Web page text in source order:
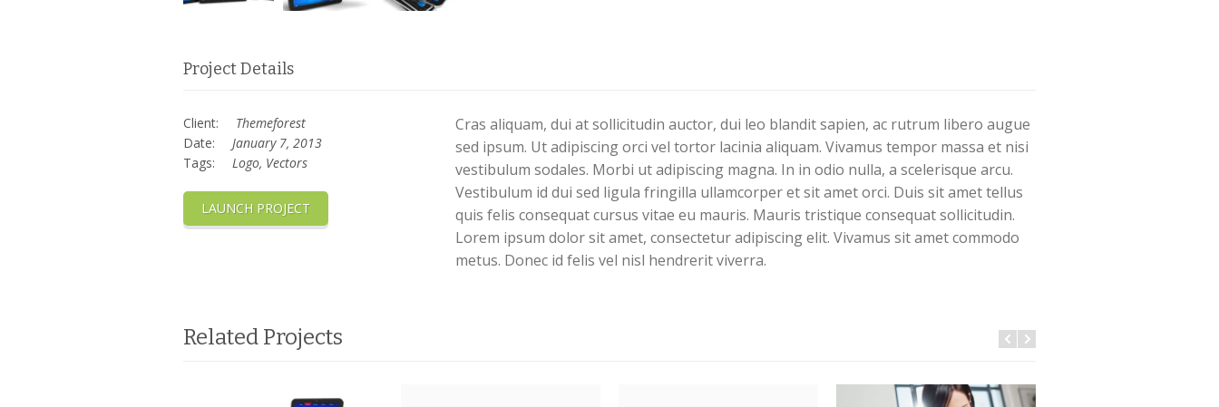
Project Details
Client:
Themeforest
Date:
January 7, 2013
Tags:
Logo, Vectors
LAUNCH PROJECT
Cras aliquam, dui at sollicitudin auctor, dui leo blandit sapien, ac rutrum libero augue
sed ipsum. Ut adipiscing orci vel tortor lacinia aliquam. Vivamus tempor massa et nisi
vestibulum sodales. Morbi ut adipiscing magna. In in odio nulla, a scelerisque arcu.
Vestibulum id dui sed ligula fringilla ullamcorper et sit amet orci. Duis sit amet tellus
quis felis consequat cursus vitae eu mauris. Mauris tristique consequat sollicitudin.
Lorem ipsum dolor sit amet, consectetur adipiscing elit. Vivamus sit amet commodo
metus. Donec id felis vel nisl hendrerit viverra.
Related Projects